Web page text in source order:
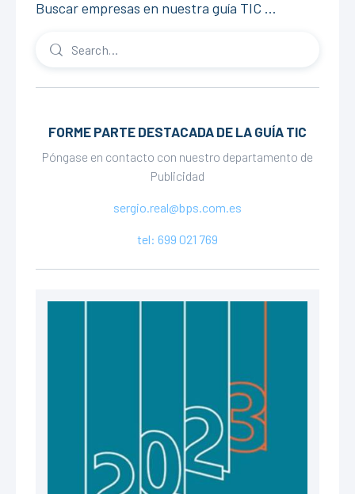
Buscar empresas en nuestra guía TIC …
FORME PARTE DESTACADA DE LA GUÍA TIC
Póngase en contacto con nuestro departamento de
Publicidad
sergio.real@bps.com.es
tel: 699 021 769